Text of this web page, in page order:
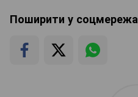
Поширити у